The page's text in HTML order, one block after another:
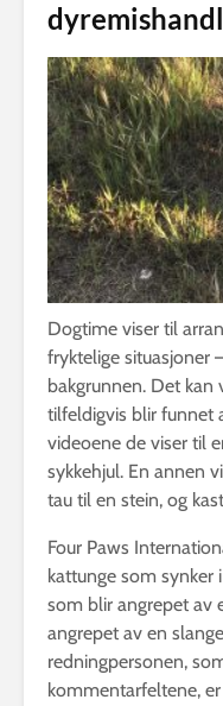
Dogtime viser til
fryktelige situasjoner
bakgrunnen. Det
tilfeldigvis blir funnet
videoene de viser til
sykkehjul. En annen
tau til en stein, og
Four Paws
kattunge som synker
som blir angrepet av
angrepet av en
redningpersonen,
kommentarfeltene,